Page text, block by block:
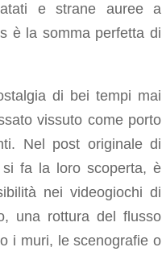
e strane auree a
è la somma perfetta di
di bei tempi mai
vissuto come porto
Nel post originale di
fa la loro scoperta, è
nei videogiochi di
una rottura del flusso
i muri, le scenografie o